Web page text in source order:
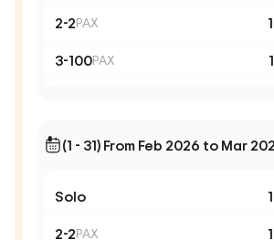
2-2PAX
3-100PAX
(1 - 31) From Feb 2026 to Mar
Solo
2-2PAX